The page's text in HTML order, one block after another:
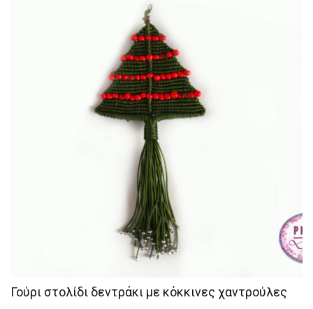
Γούρι στολίδι δεντράκι με κόκκινες χαντρούλες